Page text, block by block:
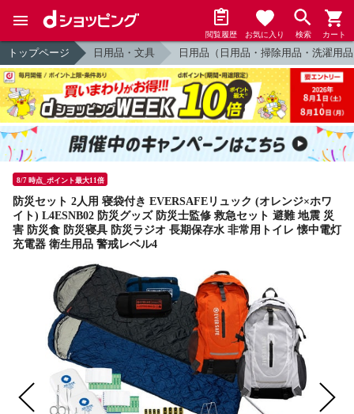
閲覧履歴 お気に入り 検索 カート
トップページ 日用品・文具 日用品（日用品・掃除用品・洗濯用
8/7 時点_ポイント最大11倍
防災セット 2人用 寝袋付き EVERSAFEリュック (オレンジ×ホワ
イト) L4ESNB02 防災グッズ 防災士監修 救急セット 避難 地震 災
害 防災食 防災寝具 防災ラジオ 長期保存水 非常用トイレ 懐中電灯
充電器 衛生用品 警戒レベル4